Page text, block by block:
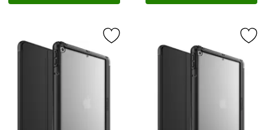
Markera otterBox iPad 10.2